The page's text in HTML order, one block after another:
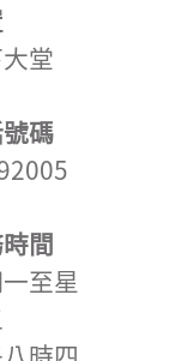
堂
碼
間
至星